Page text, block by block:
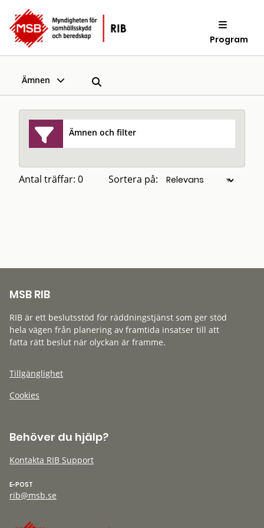
Program
Ämnen
Ämnen och filter
Antal träffar: 0 Sortera på:
MSB RIB
RIB är ett beslutsstöd för räddningstjänst som ger stöd
hela vägen från planering av framtida insatser till att
fatta rätt beslut när olyckan är framme.
Tillgänglighet
Cookies
Behöver du hjälp?
Kontakta RIB Support
E-POST
rib@msb.se